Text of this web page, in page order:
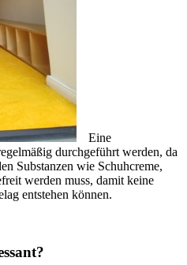
Eine
durchgeführt werden, da
Substanzen wie Schuhcreme,
werden muss, damit keine
entstehen können.